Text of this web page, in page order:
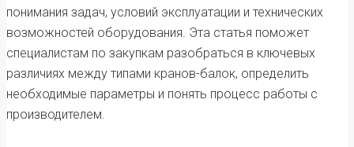
понимания задач, условий эксплуатации и технических
возможностей оборудования. Эта статья поможет
специалистам по закупкам разобраться в ключевых
различиях между типами кранов-балок, определить
необходимые параметры и понять процесс работы с
производителем.